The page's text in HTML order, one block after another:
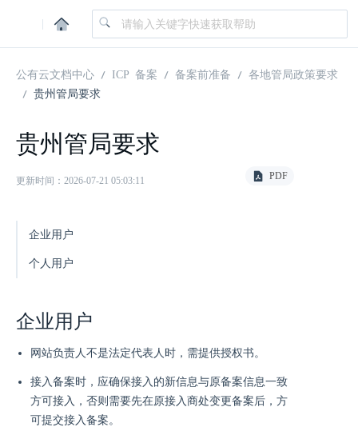
|
公有云文档中心 ICP 备案 备案前准备
各地管局政策要求
贵州管局要求
贵州管局要求
更新时间：2026-07-21 05:03:11 PDF
企业用户
个人用户
企业用户
网站负责人不是法定代表人时，需提供授权书。
接入备案时，应确保接入的新信息与原备案信息一致
方可接入，否则需要先在原接入商处变更备案后，方
可提交接入备案。